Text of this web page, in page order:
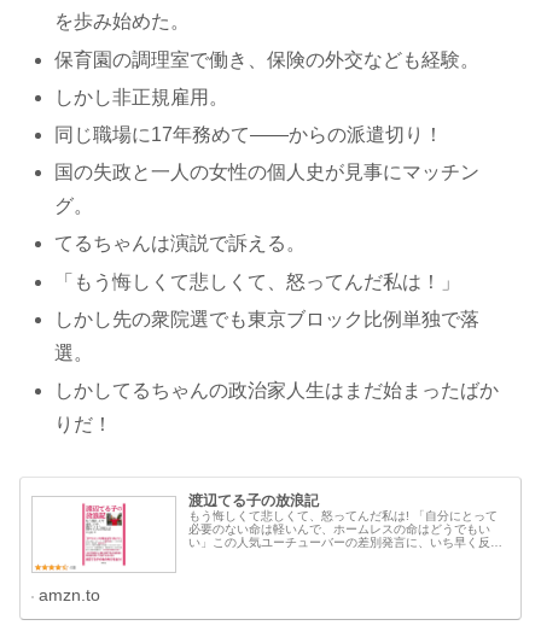
を歩み始めた。
保育園の調理室で働き、保険の外交なども経験。
しかし非正規雇用。
同じ職場に17年務めて――からの派遣切り！
国の失政と一人の女性の個人史が見事にマッチン
グ。
てるちゃんは演説で訴える。
「もう悔しくて悲しくて、怒ってんだ私は！」
しかし先の衆院選でも東京ブロック比例単独で落
選。
しかしてるちゃんの政治家人生はまだ始まったばか
りだ！
渡辺てる子の放浪記
もう悔しくて悲しくて、怒ってんだ私は! 「自分にとって
必要のない命は軽いんで、ホームレスの命はどうでもい
い」この人気ユーチューバーの差別発言に、いち早く反応
amzn.to